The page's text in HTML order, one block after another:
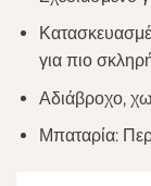
για πιο
Αδιάβροχο,
Μπαταρία: